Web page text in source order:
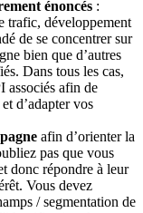
énoncés :
trafic, développement
de se concentrer sur
bien que d’autres
Dans tous les cas,
associés afin de
d’adapter vos
afin d’orienter la
pas que vous
donc répondre à leur
Vous devez
/ segmentation de